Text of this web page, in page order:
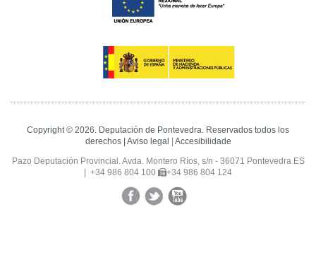
Copyright © 2026. Deputación de Pontevedra. Reservados todos los
derechos | Aviso legal | Accesibilidade
Pazo Deputación Provincial. Avda. Montero Ríos, s/n - 36071 Pontevedra ES
| +34 986 804 100
+34 986 804 124
FacebookTwitterYouTube